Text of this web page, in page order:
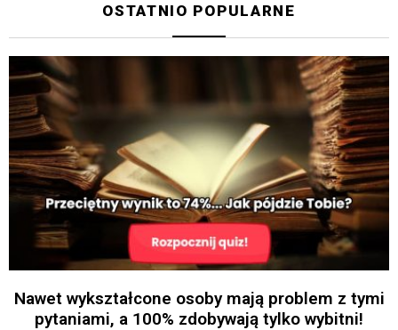
OSTATNIO POPULARNE
Nawet wykształcone osoby mają problem z tymi
pytaniami, a 100% zdobywają tylko wybitni!